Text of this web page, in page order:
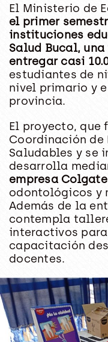
El Ministerio de
el primer
instituciones
Salud Bucal,
entregar casi
estudiantes de
nivel primario y
provincia.
El proyecto, que
Coordinación de
Saludables y se
desarrolla
empresa Colgate
odontológicos y
Además de la
contempla
interactivos
capacitación
docentes.